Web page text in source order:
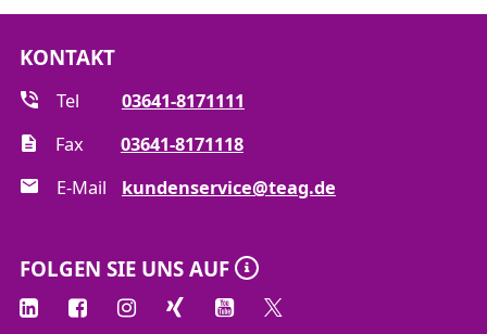
KONTAKT
Tel
03641-8171111
Fax
03641-8171118
E-Mail
kundenservice@teag.de
FOLGEN SIE UNS AUF